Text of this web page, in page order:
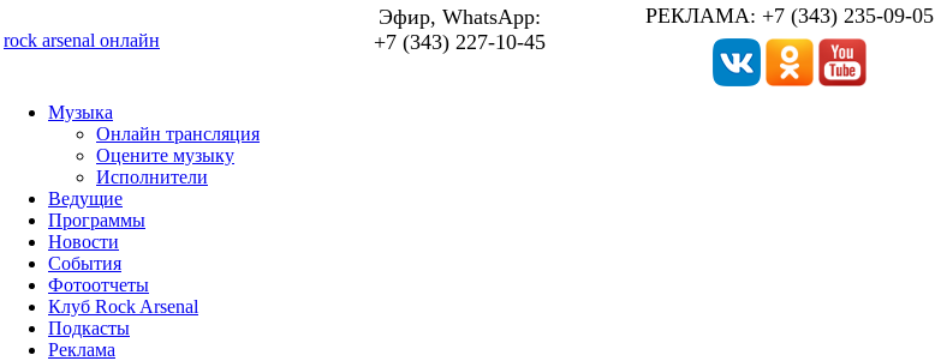
rock arsenal онлайн
Эфир, WhatsApp:
+7 (343) 227-10-45
РЕКЛАМА: +7 (343) 235-09-05
Музыка
Онлайн трансляция
Оцените музыку
Исполнители
Ведущие
Программы
Новости
События
Фотоотчеты
Клуб Rock Arsenal
Подкасты
Реклама